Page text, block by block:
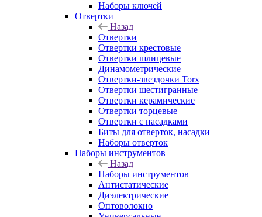
Наборы ключей
Отвертки
Назад
Отвертки
Отвертки крестовые
Отвертки шлицевые
Динамометрические
Отвертки-звездочки Torx
Отвертки шестигранные
Отвертки керамические
Отвертки торцевые
Отвертки с насадками
Биты для отверток, насадки
Наборы отверток
Наборы инструментов
Назад
Наборы инструментов
Антистатические
Диэлектрические
Оптоволокно